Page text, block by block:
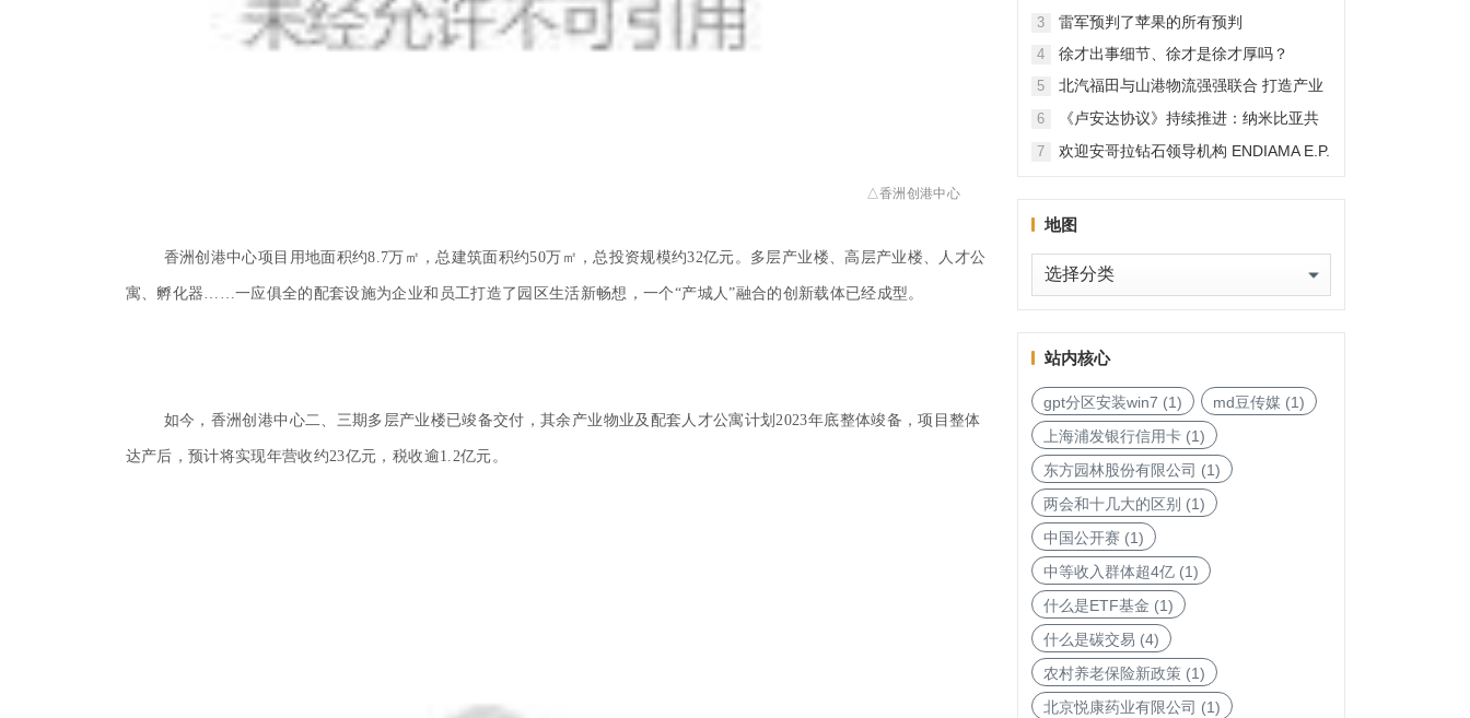
△香洲创港中心
香洲创港中心项目用地面积约8.7万㎡，总建筑面积约50万㎡，总投资规模约32亿元。多层产业楼、高层产业楼、人才公
寓、孵化器……一应俱全的配套设施为企业和员工打造了园区生活新畅想，一个“产城人”融合的创新载体已经成型。
如今，香洲创港中心二、三期多层产业楼已竣备交付，其余产业物业及配套人才公寓计划2023年底整体竣备，项目整体
达产后，预计将实现年营收约23亿元，税收逾1.2亿元。
背后的“车轮思想者”
3 雷军预判了苹果的所有预判
4 徐才出事细节、徐才是徐才厚吗？
5
北汽福田与山港物流强强联合 打造产业
融合新范本
6
《卢安达协议》持续推进：纳米比亚共
和国加入，印度宝石与珠宝出口促进委
员会与迪拜多种商品交易中心启动加入
7
欢迎安哥拉钻石领导机构 ENDIAMA E.P.
地图
地
图
站内核心
gpt分区安装win7 (1) md豆传媒(1)
上海浦发银行信用卡(1)
东方园林股份有限公司 (1)
两会和十几大的区别 (1)
中国公开赛(1)
中等收入群体超4亿(1)
什么是ETF基金 (1)
什么是碳交易 (4)
农村养老保险新政策(1)
北京悦康药业有限公司 (1)